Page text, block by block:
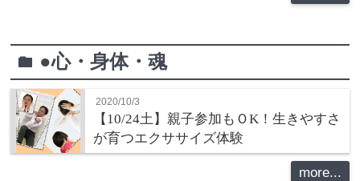
folder ●心・身体・魂
2020/10/3
【10/24土】親子参加もＯK！生きやすさ
が育つエクササイズ体験
more...